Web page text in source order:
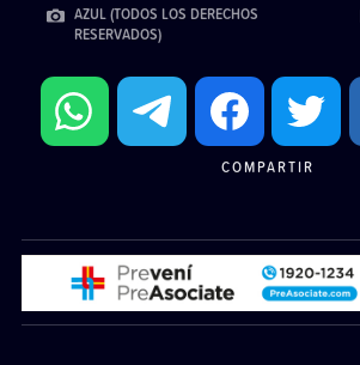
AZUL (TODOS LOS DERECHOS
RESERVADOS)
COMPARTIR